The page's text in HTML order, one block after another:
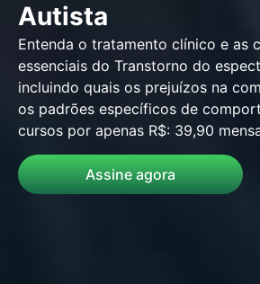
Autista
Entenda o tratamento clínico e as
essenciais do Transtorno do
incluindo quais os prejuízos na
os padrões específicos de
cursos por apenas R$: 39,90
Assine agora